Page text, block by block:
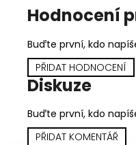
Hodnocení
Buďte první, kdo
PŘIDAT HODNOCENÍ
Diskuze
Buďte první, kdo
PŘIDAT KOMENTÁŘ